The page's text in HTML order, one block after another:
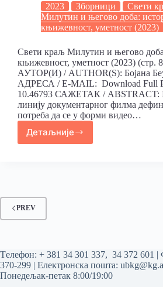
2023
Зборници
Свети
Милутин и његово доба:
књижевност, уметност (2023)
Свети краљ Милутин и његово
књижевност, уметност (2023) (стр.
АУТОР(И) / AUTHOR(S): Бојана
АДРЕСА / E-MAIL: Download Full
10.46793 САЖЕТАК / ABSTRACT:
линију документарног филма
потреба да се у форми видео…
Детаљније
PREV
Tелефон: + 381 34 301 337, 34 372 601 |
370-299 | Електронска пошта:
Понедељак-петак 8:00/19:00